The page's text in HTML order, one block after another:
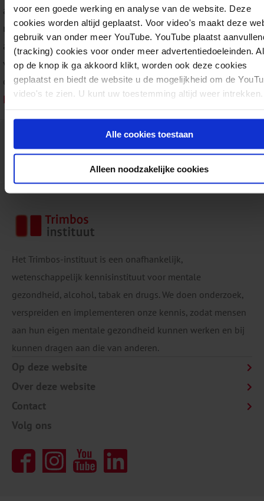
voor een goede werking en analyse van de website. Deze
cookies worden altijd geplaatst. Voor video's maakt deze
gebruik van onder meer YouTube. YouTube plaatst
(tracking) cookies voor onder meer advertentiedoeleinden.
op de knop ik ga akkoord klikt, worden ook deze cookies
geplaatst en biedt de website u de mogelijkheid om de
video's te zien. U kunt uw toestemming altijd weer intrekken.
Alle cookies toestaan
Alleen noodzakelijke cookies
aan deze maatregelen, is echter onduidelijk. Daarnaast
moeten blijken of de in 2020 geobserveerde
alcoholgebruik blijvend zijn. Voor een uitgebreidere
van mogelijke effecten van de coronamaatregelen zie het
dossierAlcohol en het coronavirus (COVID-19) van het
Expertisecentrum Alcohol
.
INF110 Infographics Alcohol 06-10-2025 pdf C. de Jong, M.
Het Trimbos-instituut is een onafhankelijk,
wetenschappelijk kennisinstituut voor mentale
gezondheid, alcohol, tabak en drugs. We doen onderzoek,
verspreiden en implementeren onze kennis, zodat mensen
aan hun eigen mentale gezondheid kunnen werken en bij
kunnen dragen aan die van anderen.
Op deze website
Over deze website
Contact
Volg ons